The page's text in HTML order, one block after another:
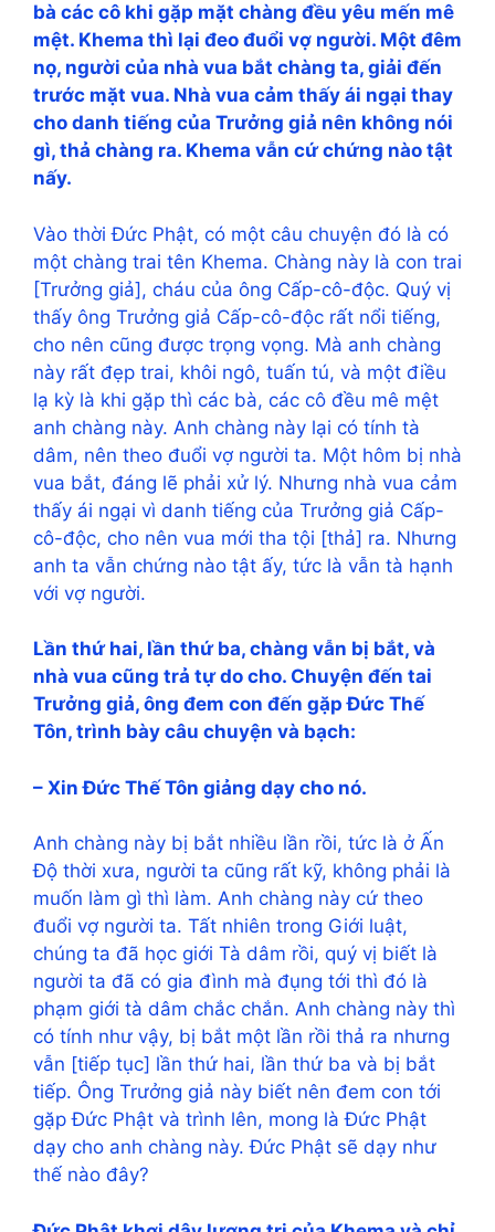
bà các cô khi gặp mặt chàng đều yêu mến mê
mệt. Khema thì lại đeo đuổi vợ người. Một đêm
nọ, người của nhà vua bắt chàng ta, giải đến
trước mặt vua. Nhà vua cảm thấy ái ngại thay
cho danh tiếng của Trưởng giả nên không nói
gì, thả chàng ra. Khema vẫn cứ chứng nào tật
nấy.
Vào thời Đức Phật, có một câu chuyện đó là có
một chàng trai tên Khema. Chàng này là con trai
[Trưởng giả], cháu của ông Cấp-cô-độc. Quý vị
thấy ông Trưởng giả Cấp-cô-độc rất nổi tiếng,
cho nên cũng được trọng vọng. Mà anh chàng
này rất đẹp trai, khôi ngô, tuấn tú, và một điều
lạ kỳ là khi gặp thì các bà, các cô đều mê mệt
anh chàng này. Anh chàng này lại có tính tà
dâm, nên theo đuổi vợ người ta. Một hôm bị nhà
vua bắt, đáng lẽ phải xử lý. Nhưng nhà vua cảm
thấy ái ngại vì danh tiếng của Trưởng giả Cấp-
cô-độc, cho nên vua mới tha tội [thả] ra. Nhưng
anh ta vẫn chứng nào tật ấy, tức là vẫn tà hạnh
với vợ người.
Lần thứ hai, lần thứ ba, chàng vẫn bị bắt, và
nhà vua cũng trả tự do cho. Chuyện đến tai
Trưởng giả, ông đem con đến gặp Đức Thế
Tôn, trình bày câu chuyện và bạch:
– Xin Đức Thế Tôn giảng dạy cho nó.
Anh chàng này bị bắt nhiều lần rồi, tức là ở Ấn
Độ thời xưa, người ta cũng rất kỹ, không phải là
muốn làm gì thì làm. Anh chàng này cứ theo
đuổi vợ người ta. Tất nhiên trong Giới luật,
chúng ta đã học giới Tà dâm rồi, quý vị biết là
người ta đã có gia đình mà đụng tới thì đó là
phạm giới tà dâm chắc chắn. Anh chàng này thì
có tính như vậy, bị bắt một lần rồi thả ra nhưng
vẫn [tiếp tục] lần thứ hai, lần thứ ba và bị bắt
tiếp. Ông Trưởng giả này biết nên đem con tới
gặp Đức Phật và trình lên, mong là Đức Phật
dạy cho anh chàng này. Đức Phật sẽ dạy như
thế nào đây?